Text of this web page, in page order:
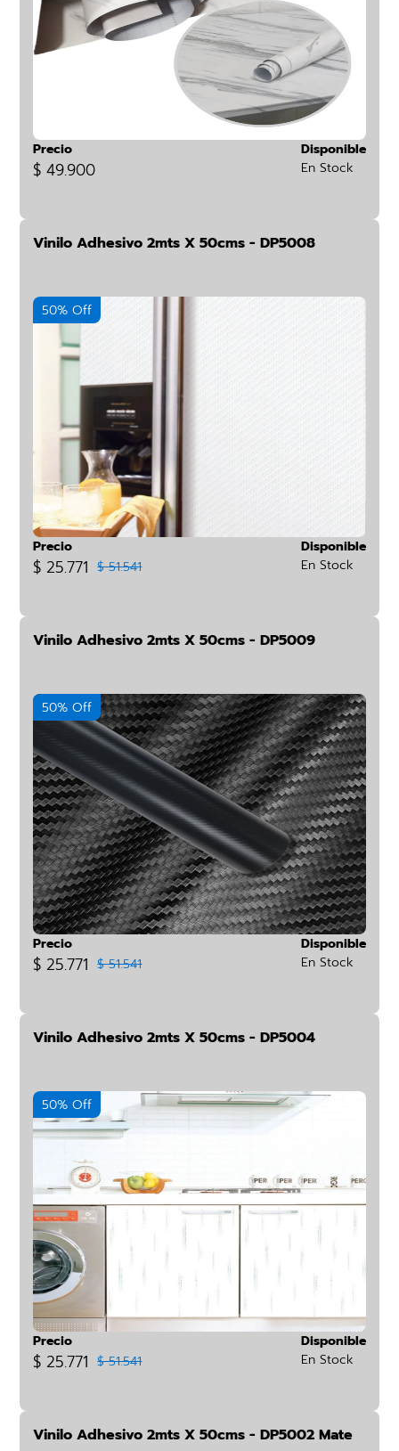
Precio
$ 49.900
Disponible
En Stock
Vinilo Adhesivo 2mts X 50cms - DP5008
50% Off
Precio
$ 25.771 $ 51.541
Disponible
En Stock
Vinilo Adhesivo 2mts X 50cms - DP5009
50% Off
Precio
$ 25.771 $ 51.541
Disponible
En Stock
Vinilo Adhesivo 2mts X 50cms - DP5004
50% Off
Precio
$ 25.771 $ 51.541
Disponible
En Stock
Vinilo Adhesivo 2mts X 50cms - DP5002 Mate